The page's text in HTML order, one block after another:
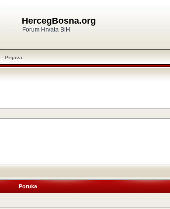
HercegBosna.org
Forum Hrvata BiH
- Prijava
Poruka